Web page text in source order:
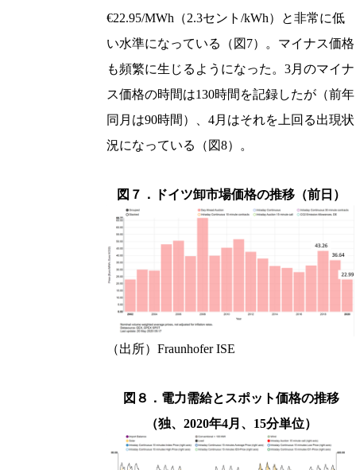
€22.95/MWh（2.3セント/kWh）と非常に低
い水準になっている（図7）。マイナス価格
も頻繁に生じるようになった。3月のマイナ
ス価格の時間は130時間を記録したが（前年
同月は90時間）、4月はそれを上回る出現状
況になっている（図8）。
図７．ドイツ卸市場価格の推移（前日）
（出所）Fraunhofer ISE
図８．電力需給とスポット価格の推移
（独、2020年4月、15分単位）